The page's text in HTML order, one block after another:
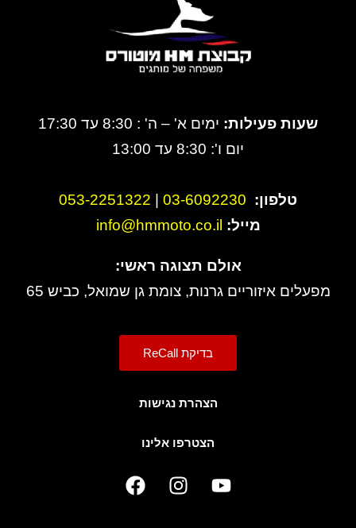
שעות פעילות: ימים א' – ה' : 8:30 עד 17:30
יום ו': 8:30 עד 13:00
טלפון: 03-6092230
|
053-2251322
מייל: info@hmmoto.co.il
אולם תצוגה ראשי:
מפעלים איזוריים גרנות, צומת גן שמואל, כביש 65
בדיקת ReCall
הצהרת נגישות
הצטרפו אלינו
Y
o
I
n
F
a